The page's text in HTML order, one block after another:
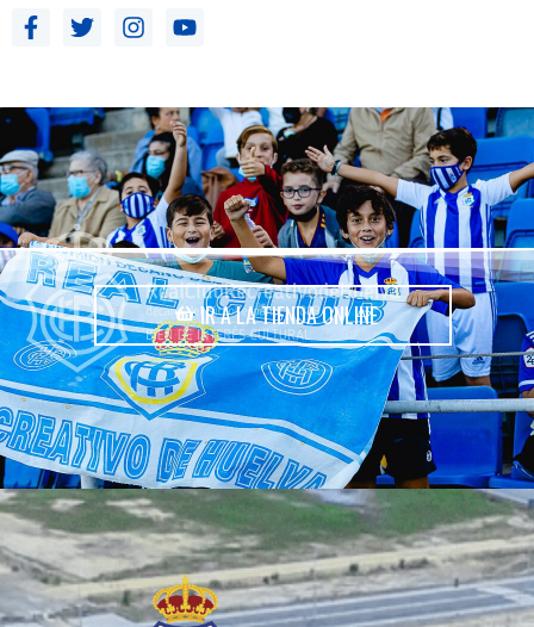
IR A LA TIENDA ONLINE